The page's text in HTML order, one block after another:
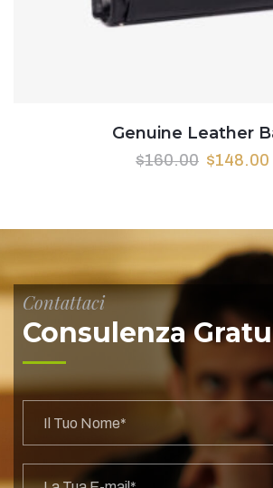
Genuine Leather
$160.00 $148.00
Contattaci
Consulenza